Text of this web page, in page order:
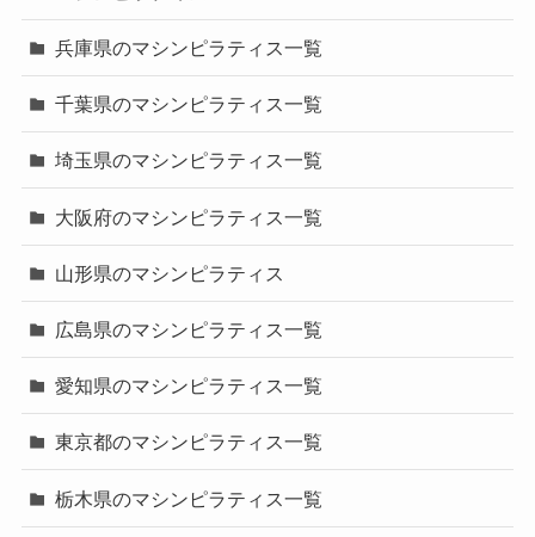
兵庫県のマシンピラティス一覧
千葉県のマシンピラティス一覧
埼玉県のマシンピラティス一覧
大阪府のマシンピラティス一覧
山形県のマシンピラティス
広島県のマシンピラティス一覧
愛知県のマシンピラティス一覧
東京都のマシンピラティス一覧
栃木県のマシンピラティス一覧